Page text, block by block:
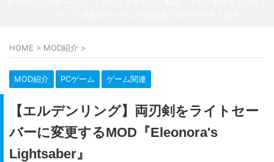
HOME > MOD紹介 >
MOD紹介 PCゲーム ゲーム関連
【エルデンリング】両刃剣をライトセー
バーに変更するMOD『Eleonora's
Lightsaber』